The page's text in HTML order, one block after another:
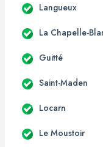
Langueux
La Chapelle-
Guitté
Saint-Maden
Locarn
Le Moustoir